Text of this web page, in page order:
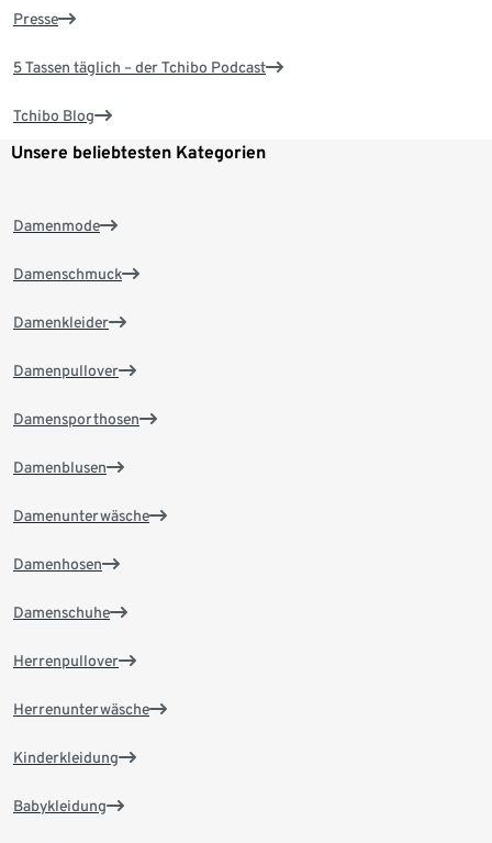
Presse
5 Tassen täglich – der Tchibo Podcast
Tchibo Blog
Unsere beliebtesten Kategorien
Damenmode
Damenschmuck
Damenkleider
Damenpullover
Damensporthosen
Damenblusen
Damenunterwäsche
Damenhosen
Damenschuhe
Herrenpullover
Herrenunterwäsche
Kinderkleidung
Babykleidung